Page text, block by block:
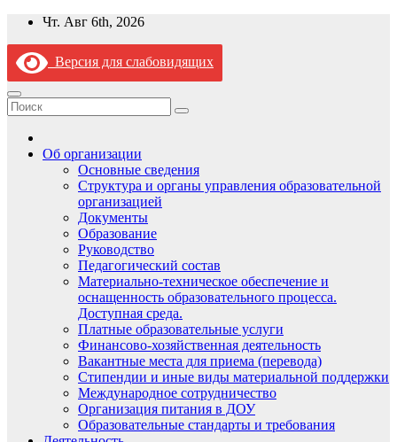
Перейти
содержимому
Чт. Авг 6th, 2026
Версия для слабовидящих
Об организации
Основные сведения
Структура и органы управления образовательной
организацией
Документы
Образование
Руководство
Педагогический состав
Материально-техническое обеспечение и
оснащенность образовательного процесса.
Доступная среда.
Платные образовательные услуги
Финансово-хозяйственная деятельность
Вакантные места для приема (перевода)
Стипендии и иные виды материальной поддержки
Международное сотрудничество
Организация питания в ДОУ
Образовательные стандарты и требования